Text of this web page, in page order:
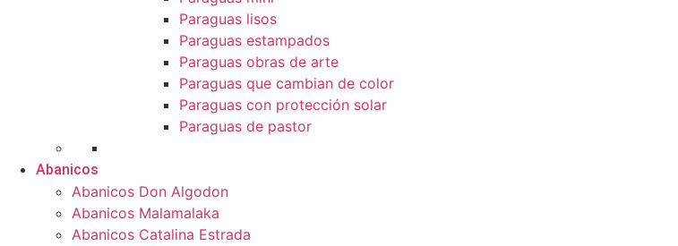
Paraguas lisos
Paraguas estampados
Paraguas obras de arte
Paraguas que cambian de color
Paraguas con protección solar
Paraguas de pastor
Abanicos
Abanicos Don Algodon
Abanicos Malamalaka
Abanicos Catalina Estrada